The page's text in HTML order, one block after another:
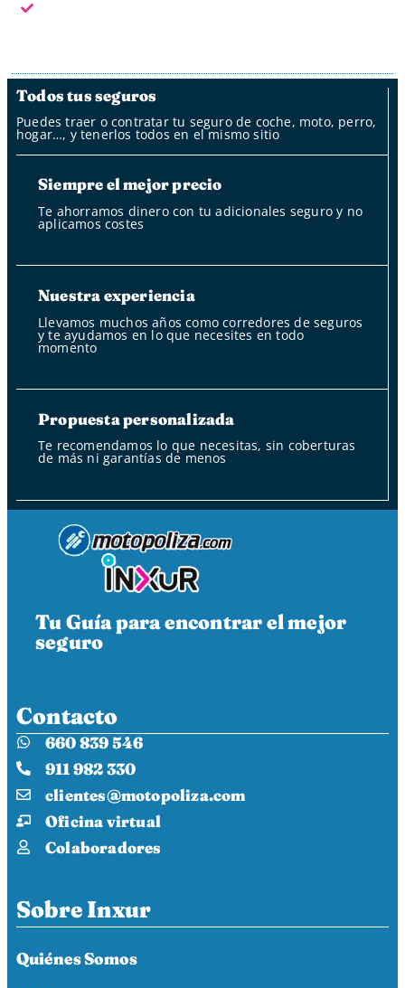
Todos tus seguros
Puedes traer o contratar tu seguro de coche, moto, perro,
hogar…, y tenerlos todos en el mismo sitio
Siempre el mejor precio
Te ahorramos dinero con tu adicionales seguro y no
aplicamos costes
Nuestra experiencia
Llevamos muchos años como corredores de seguros
y te ayudamos en lo que necesites en todo
momento
Propuesta personalizada
Te recomendamos lo que necesitas, sin coberturas
de más ni garantías de menos
Tu Guía para encontrar el mejor
seguro
Contacto
660 839 546
911 982 330
clientes@motopoliza.com
Oficina virtual
Colaboradores
Sobre Inxur
Quiénes Somos